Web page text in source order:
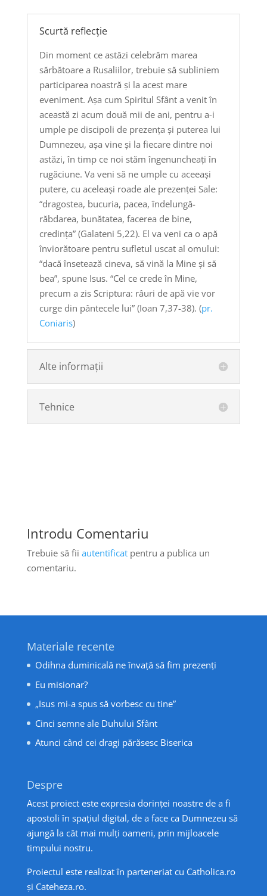
Scurtă reflecție
Din moment ce astăzi celebrăm marea
sărbătoare a Rusaliilor, trebuie să subliniem
participarea noastră şi la acest mare
eveniment. Aşa cum Spiritul Sfânt a venit în
această zi acum două mii de ani, pentru a-i
umple pe discipoli de prezenţa şi puterea lui
Dumnezeu, aşa vine şi la fiecare dintre noi
astăzi, în timp ce noi stăm îngenuncheaţi în
rugăciune. Va veni să ne umple cu aceeaşi
putere, cu aceleaşi roade ale prezenţei Sale:
“dragostea, bucuria, pacea, îndelungă-
răbdarea, bunătatea, facerea de bine,
credinţa” (Galateni 5,22). El va veni ca o apă
înviorătoare pentru sufletul uscat al omului:
“dacă însetează cineva, să vină la Mine şi să
bea”, spune Isus. “Cel ce crede în Mine,
precum a zis Scriptura: râuri de apă vie vor
curge din pântecele lui” (Ioan 7,37-38). (pr.
Coniaris)
Alte informații
Tehnice
Introdu Comentariu
Trebuie să fii autentificatpentru a publica un
comentariu.
Materiale recente
Odihna duminicală ne învață să fim prezenți
Eu misionar?
„Isus mi-a spus să vorbesc cu tine”
Cinci semne ale Duhului Sfânt
Atunci când cei dragi părăsesc Biserica
Despre
Acest proiect este expresia dorinței noastre de a fi
apostoli în spațiul digital, de a face ca Dumnezeu să
ajungă la cât mai mulți oameni, prin mijloacele
timpului nostru.
Proiectul este realizat în parteneriat cu Catholica.ro
și Cateheza.ro.